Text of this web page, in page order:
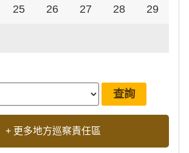
25 26 27 28 29
+ 更多地方巡察責任區